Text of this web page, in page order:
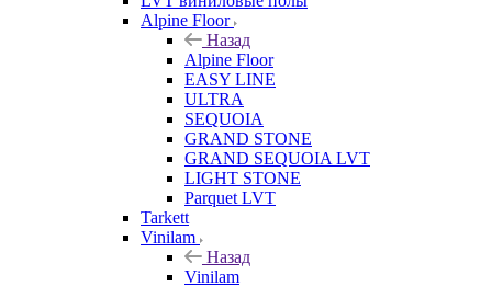
Alpine Floor
Назад
Alpine Floor
EASY LINE
ULTRA
SEQUOIA
GRAND STONE
GRAND SEQUOIA LVT
LIGHT STONE
Parquet LVT
Tarkett
Vinilam
Назад
Vinilam